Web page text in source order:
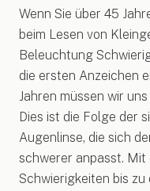
Wenn Sie über 45
beim Lesen von
Beleuchtung
die ersten Anzeichen
Jahren müssen wir
Dies ist die Folge der
Augenlinse, die sich
schwerer anpasst.
Schwierigkeiten bis zu